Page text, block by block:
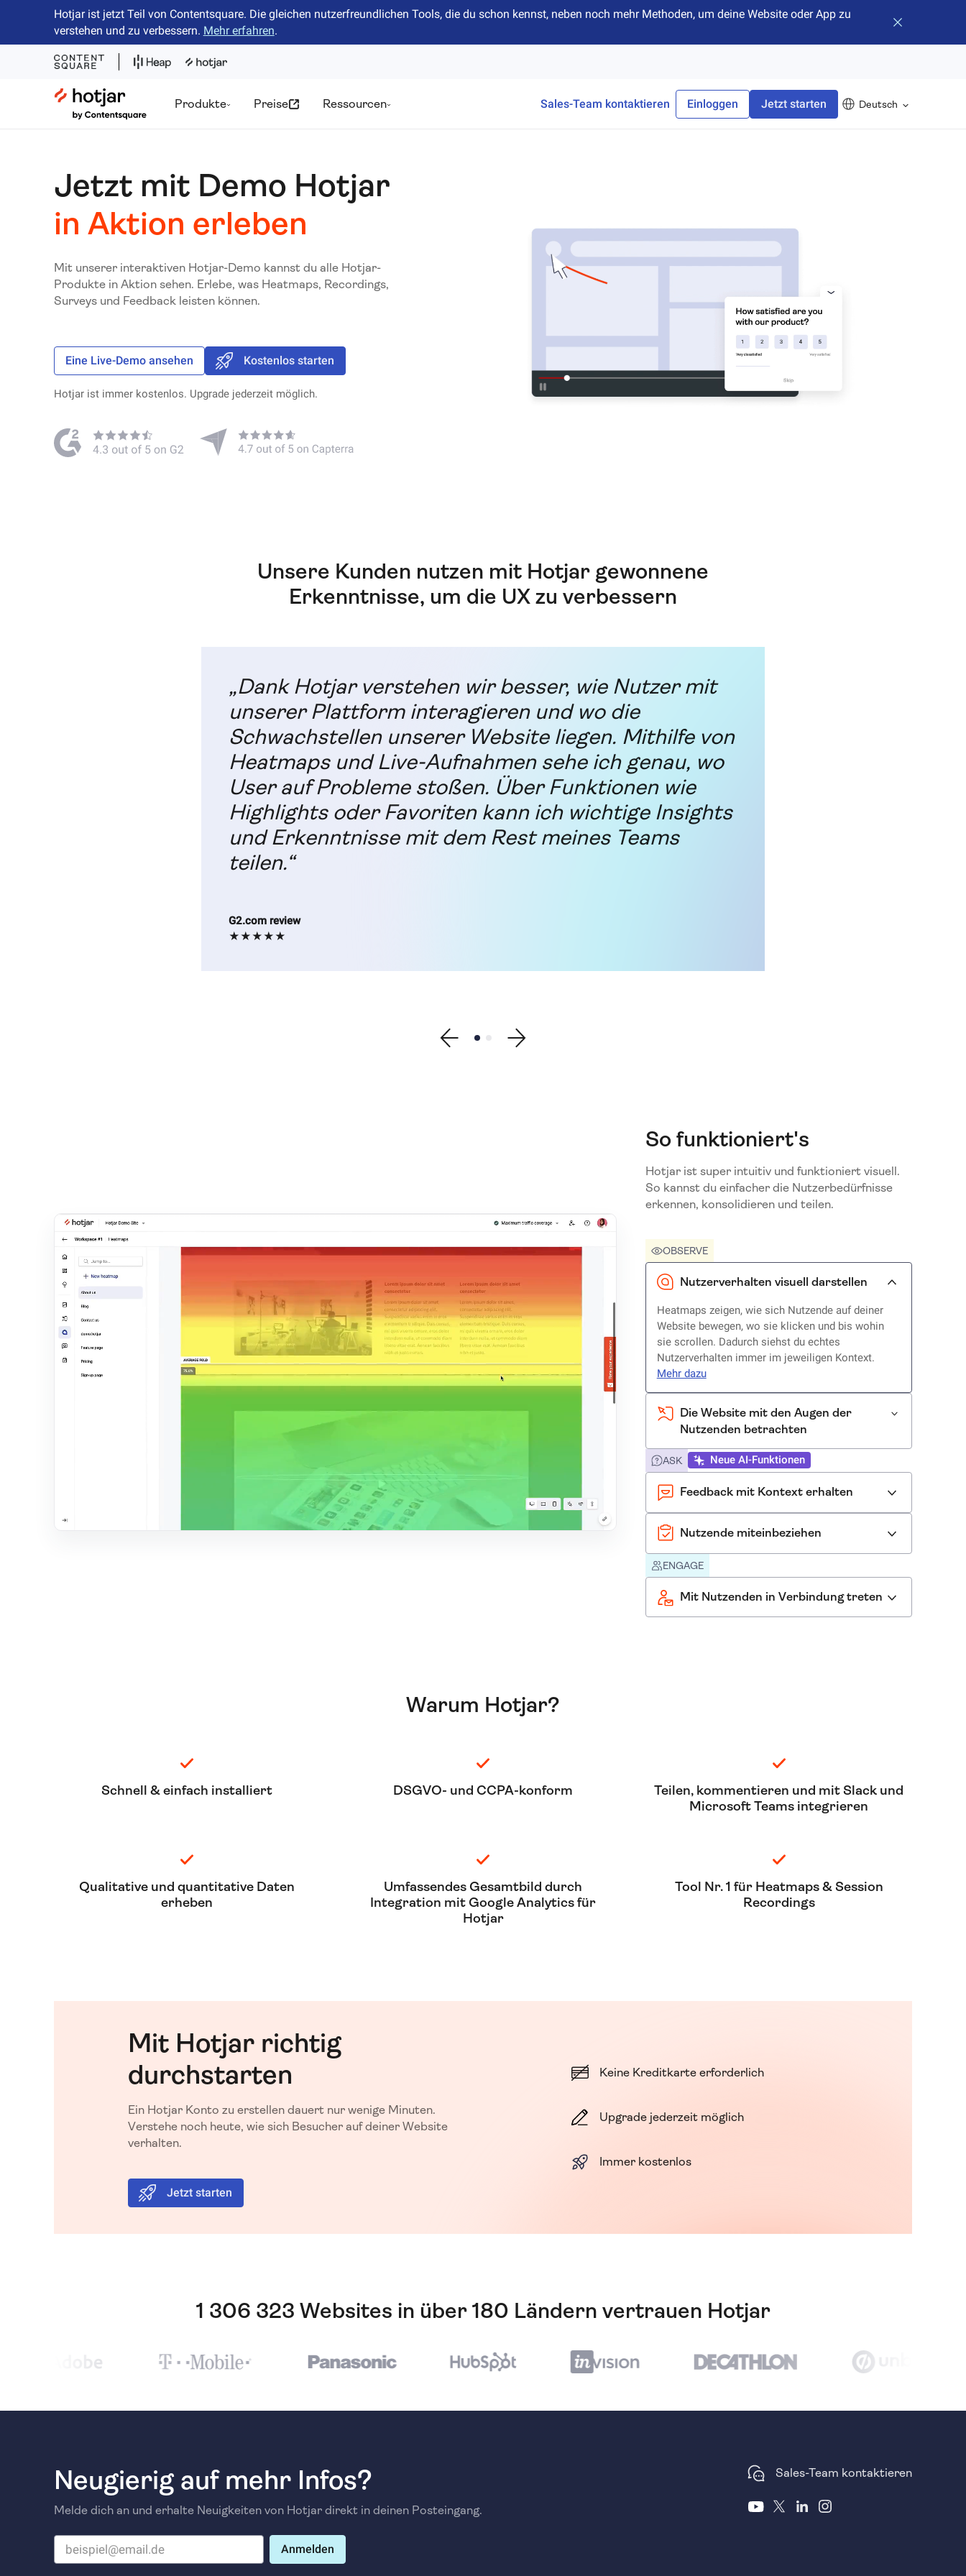
Hotjar ist jetzt Teil von Contentsquare. Die gleichen nutzerfreundlichen Tools, die du schon kennst, neben noch mehr Methoden, um deine Website oder App zu
verstehen und zu verbessern. Mehr erfahren. Banner
Hotjar Logo
Produkte Preise Ressourcen Sales-Team kontaktieren Einloggen Jetzt starten Deutsch
Jetzt mit Demo Hotjar
in Aktion erleben
Mit unserer interaktiven Hotjar-Demo kannst du alle Hotjar-
Produkte in Aktion sehen. Erlebe, was Heatmaps, Recordings,
Surveys und Feedback leisten können.
Eine Live-Demo ansehen Kostenlos starten
Hotjar ist immer kostenlos. Upgrade jederzeit möglich.
Unsere Kunden nutzen mit Hotjar gewonnene
Erkenntnisse, um die UX zu verbessern
„Dank Hotjar verstehen wir besser, wie Nutzer mit
unserer Plattform interagieren und wo die
Schwachstellen unserer Website liegen. Mithilfe von
Heatmaps und Live-Aufnahmen sehe ich genau, wo
User auf Probleme stoßen. Über Funktionen wie
Highlights oder Favoriten kann ich wichtige Insights
und Erkenntnisse mit dem Rest meines Teams
teilen.“
G2.com review
★★★★★
Show previous testimonial
Show testimonial 1
Show testimonial 2
Show next testimonial
So funktioniert's
Hotjar ist super intuitiv und funktioniert visuell.
So kannst du einfacher die Nutzerbedürfnisse
erkennen, konsolidieren und teilen.
OBSERVE
Nutzerverhalten visuell darstellen
Heatmaps zeigen, wie sich Nutzende auf deiner
Website bewegen, wo sie klicken und bis wohin
sie scrollen. Dadurch siehst du echtes
Nutzerverhalten immer im jeweiligen Kontext.
Mehr dazu
Die Website mit den Augen der
Nutzenden betrachten
ASK Neue AI-Funktionen
Feedback mit Kontext erhalten
Nutzende miteinbeziehen
ENGAGE
Mit Nutzenden in Verbindung treten
Warum Hotjar?
Schnell & einfach installiert DSGVO- und CCPA-konform
Teilen, kommentieren und mit Slack und
Microsoft Teams integrieren
Qualitative und quantitative Daten
erheben
Umfassendes Gesamtbild durch
Integration mit Google Analytics für
Hotjar
Tool Nr. 1 für Heatmaps & Session
Recordings
Mit Hotjar richtig
durchstarten
Ein Hotjar Konto zu erstellen dauert nur wenige Minuten.
Verstehe noch heute, wie sich Besucher auf deiner Website
verhalten.
Jetzt starten
Keine Kreditkarte erforderlich
Upgrade jederzeit möglich
Immer kostenlos
1 306 323 Websites in über 180 Ländern vertrauen Hotjar
Neugierig auf mehr Infos?
Melde dich an und erhalte Neuigkeiten von Hotjar direkt in deinen Posteingang.
Anmelden
Sales-Team kontaktieren